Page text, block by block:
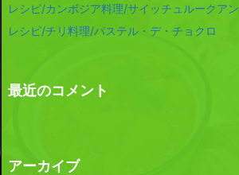
レシピ/カンボジア料理/サイッチュルークアン
レシピ/チリ料理/パステル・デ・チョクロ
最近のコメント
アーカイブ